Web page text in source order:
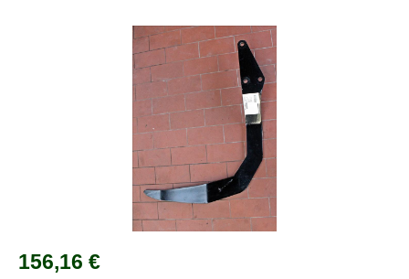
Regulärer Preis:
156,16 €